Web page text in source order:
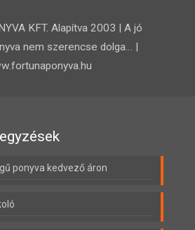
KFT. Alapítva 2003 | A jó
nem szerencse dolga… |
ponyva kedvező áron